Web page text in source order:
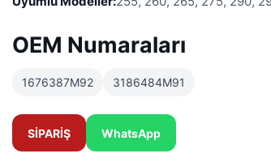
OEM Numaraları
1676387M92 3186484M91
SİPARİŞ WhatsApp